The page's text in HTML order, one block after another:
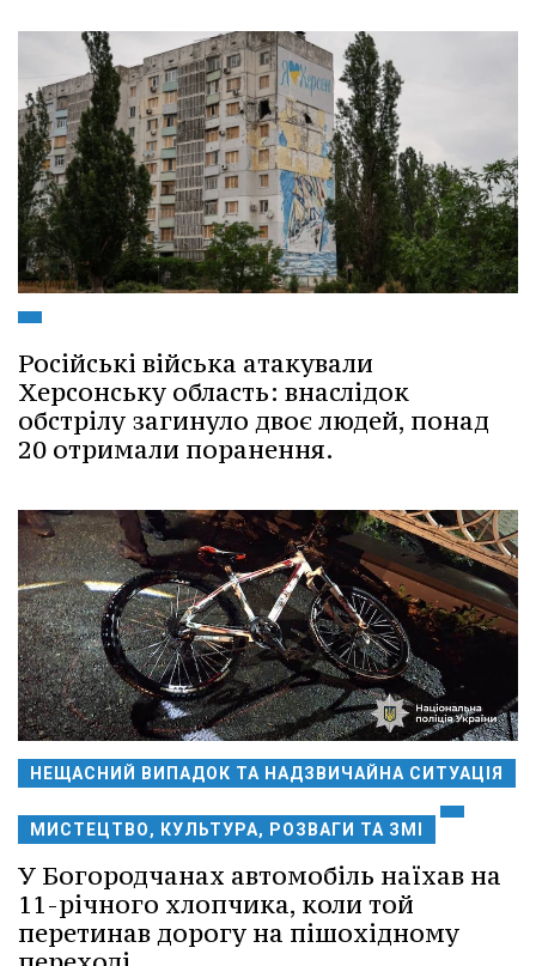
Російські війська атакували
Херсонську область: внаслідок
обстрілу загинуло двоє людей, понад
20 отримали поранення.
НЕЩАСНИЙ ВИПАДОК ТА НАДЗВИЧАЙНА СИТУАЦІЯ
МИСТЕЦТВО, КУЛЬТУРА, РОЗВАГИ ТА ЗМІ
У Богородчанах автомобіль наїхав на
11-річного хлопчика, коли той
перетинав дорогу на пішохідному